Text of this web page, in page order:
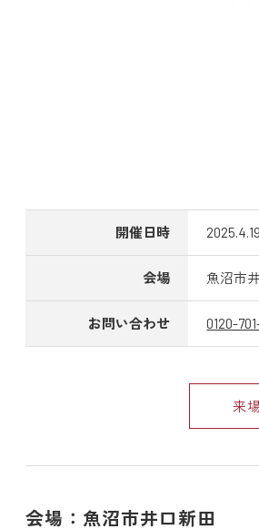
開催日時
会場 魚沼市
お問い合わせ 0120-
来
会場：魚沼市井口新田